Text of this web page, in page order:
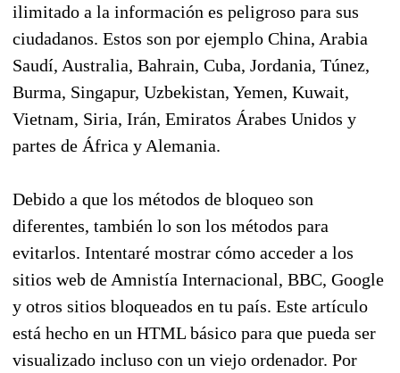
ilimitado a la información es peligroso para sus
ciudadanos. Estos son por ejemplo China, Arabia
Saudí, Australia, Bahrain, Cuba, Jordania, Túnez,
Burma, Singapur, Uzbekistan, Yemen, Kuwait,
Vietnam, Siria, Irán, Emiratos Árabes Unidos y
partes de África y Alemania.
Debido a que los métodos de bloqueo son
diferentes, también lo son los métodos para
evitarlos. Intentaré mostrar cómo acceder a los
sitios web de Amnistía Internacional, BBC, Google
y otros sitios bloqueados en tu país. Este artículo
está hecho en un HTML básico para que pueda ser
visualizado incluso con un viejo ordenador. Por